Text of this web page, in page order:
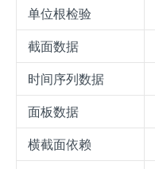
单位根检验
截面数据
时间序列数据
面板数据
横截面依赖